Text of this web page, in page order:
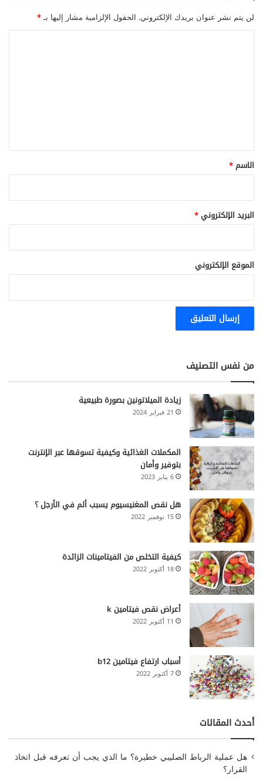
لن يتم نشر عنوان بريدك الإلكتروني. الحقول الإلزامية مشار إليها بـ*
*
الاسم*
البريد الإلكتروني*
الموقع الإلكتروني
من نفس التصنيف
زيادة الميلاتونين بصورة طبيعية
21 فبراير 2024
المكملات الغذائية وكيفية تسوقها عبر الإنترنت
بتوفير وأمان
6 يناير 2023
هل نقص المغنيسيوم يسبب ألم في الأرجل ؟
15 نوفمبر 2022
كيفية التخلص من الفيتامينات الزائدة
18 أكتوبر 2022
أعراض نقص فيتامين k
11 أكتوبر 2022
أسباب ارتفاع فيتامين b12
7 أكتوبر 2022
أحدث المقالات
هل عملية الرباط الصليبي خطيرة؟ ما الذي يجب أن تعرفه قبل اتخاذ
القرار؟